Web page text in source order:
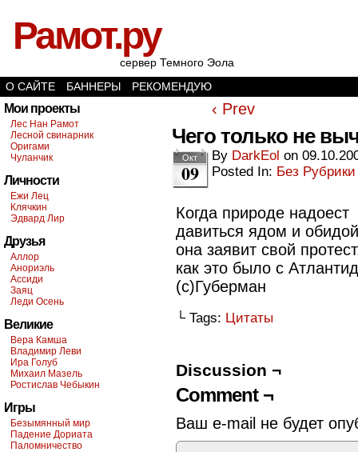
Рамот.ру
сервер Темного Эола
О САЙТЕ
БАННЕРЫ РЕКОМЕНДУЮ
Мои проекты
Лес Нан Рамот
Лесной свинарник
Оригами
Чуланчик
Личности
Ежи Лец
Клячкин
Эдвард Лир
Друзья
Аллор
Анориэль
Ассиди
Заяц
Леди Осень
Великие
Вера Камша
Владимир Леви
Ира Голуб
Михаил Мазель
Ростислав Чебыкин
Игры
Безымянный мир
Падение Дориата
Паломничество
‹ Prev
Чего только не
Окт
09
By DarkEol on
Posted In: Без Рубрики
Когда природе надоест
давиться ядом и
она заявит свой
как это было с
(с)Губерман
└ Tags: Цитаты
Discussion ¬
Comment ¬
Ваш e-mail не будет